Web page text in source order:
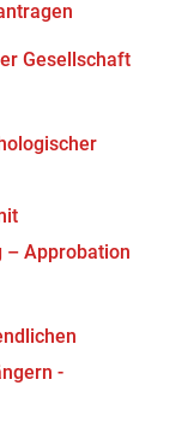
Gesellschaft
– Approbation
-